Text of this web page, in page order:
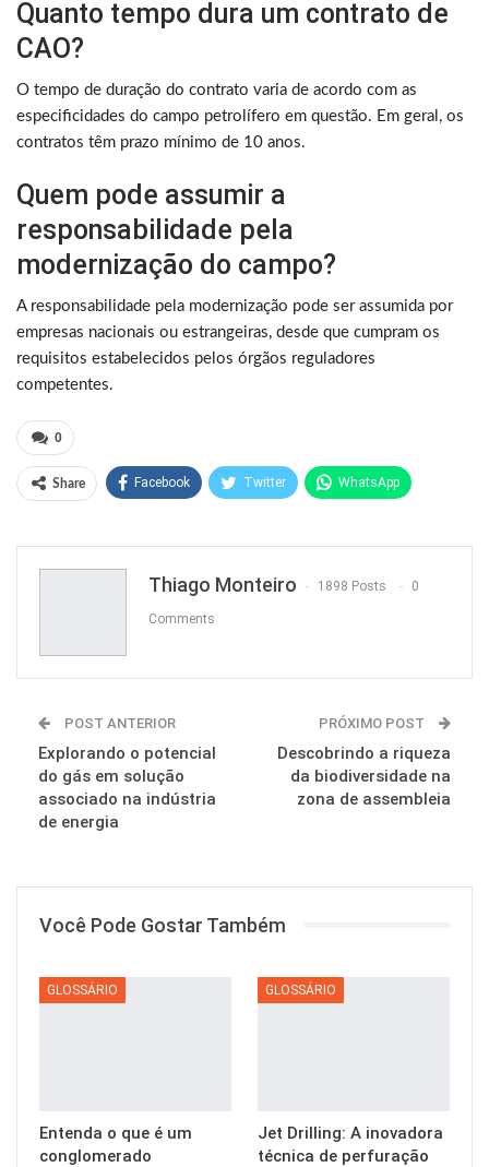
Quanto tempo dura um contrato de
CAO?
O tempo de duração do contrato varia de acordo com as
especificidades do campo petrolífero em questão. Em geral, os
contratos têm prazo mínimo de 10 anos.
Quem pode assumir a
responsabilidade pela
modernização do campo?
A responsabilidade pela modernização pode ser assumida por
empresas nacionais ou estrangeiras, desde que cumpram os
requisitos estabelecidos pelos órgãos reguladores
competentes.
0
Share Facebook Twitter WhatsApp
Thiago Monteiro 1898 Posts 0
Comments
POST ANTERIOR
Explorando o potencial
do gás em solução
associado na indústria
de energia
PRÓXIMO POST
Descobrindo a riqueza
da biodiversidade na
zona de assembleia
Você Pode Gostar Também
GLOSSÁRIO
Entenda o que é um
conglomerado
GLOSSÁRIO
Jet Drilling: A inovadora
técnica de perfuração